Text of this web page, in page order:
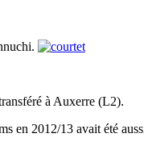
à Auxerre (L2).
en 2012/13 avait été